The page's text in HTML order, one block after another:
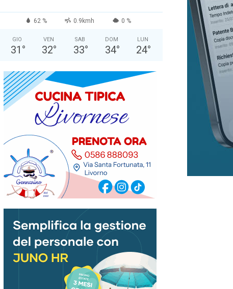
62 % 0.9kmh 0 %
GIO
31 °
VEN
32°
SAB
33°
DOM
34°
LUN
24°